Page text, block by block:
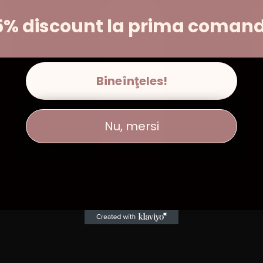
discount la prima
Bineînţeles!
Nu, mersi